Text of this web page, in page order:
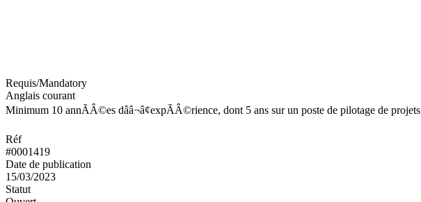
Requis/Mandatory
Anglais courant
Minimum 10 annÃÂ©es dââ¬â¢expÃÂ©rience, dont 5 ans sur un poste de pilotage de projets
Réf
#0001419
Date de publication
15/03/2023
Statut